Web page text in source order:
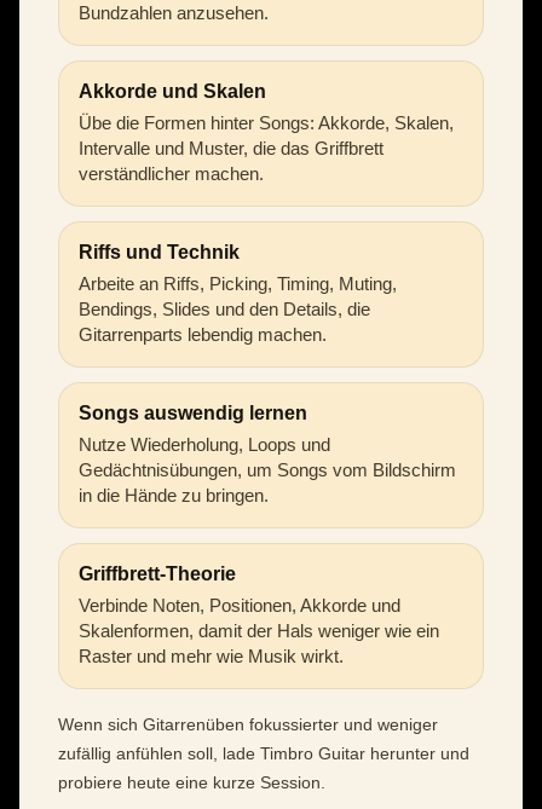
Bundzahlen anzusehen.
Akkorde und Skalen
Übe die Formen hinter Songs: Akkorde, Skalen,
Intervalle und Muster, die das Griffbrett
verständlicher machen.
Riffs und Technik
Arbeite an Riffs, Picking, Timing, Muting,
Bendings, Slides und den Details, die
Gitarrenparts lebendig machen.
Songs auswendig lernen
Nutze Wiederholung, Loops und
Gedächtnisübungen, um Songs vom Bildschirm
in die Hände zu bringen.
Griffbrett-Theorie
Verbinde Noten, Positionen, Akkorde und
Skalenformen, damit der Hals weniger wie ein
Raster und mehr wie Musik wirkt.
Wenn sich Gitarrenüben fokussierter und weniger
zufällig anfühlen soll, lade Timbro Guitar herunter und
probiere heute eine kurze Session.